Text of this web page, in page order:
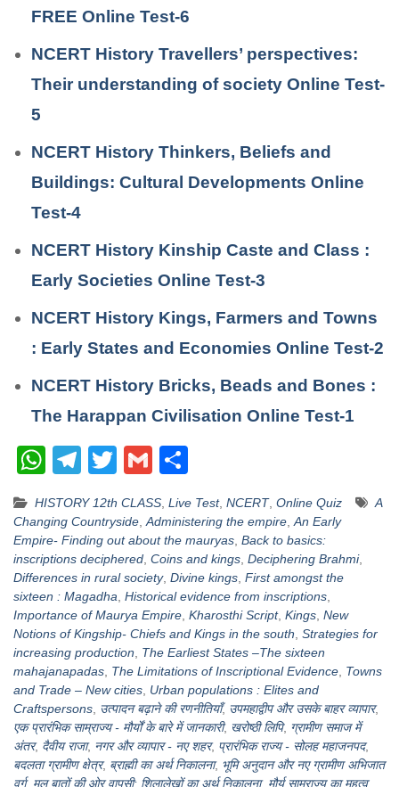
FREE Online Test-6
NCERT History Travellers’ perspectives:
Their understanding of society Online Test-
5
NCERT History Thinkers, Beliefs and
Buildings: Cultural Developments Online
Test-4
NCERT History Kinship Caste and Class :
Early Societies Online Test-3
NCERT History Kings, Farmers and Towns
: Early States and Economies Online Test-2
NCERT History Bricks, Beads and Bones :
The Harappan Civilisation Online Test-1
W
at
s
A
p
p
T
e
gr
a
m
T
tt
er
G
ail ar
e
HISTORY 12th CLASS Live Test, NCERT, Online Quiz
A
Changing Countryside Administering the empire An Early
Empire- Finding out about the mauryas Back to basics:
inscriptions deciphered Coins and kings Deciphering Brahmi,
Differences in rural society, Divine kings First amongst the
sixteen : Magadha Historical evidence from inscriptions
Importance of Maurya Empire Kharosthi Script, Kings New
Notions of Kingship- Chiefs and Kings in the south Strategies for
increasing production
The Earliest States –The sixteen
mahajanapadas The Limitations of Inscriptional Evidence Towns
and Trade – New cities Urban populations : Elites and
Craftspersons
उत्पादन बढ़ाने की रणनीतियाँ, उपमहाद्वीप और उसके बाहर व्यापार,
एक प्रारंभिक साम्राज्य - मौर्यों के बारे में जानकारी, खरोष्ठी लिपि, ग्रामीण समाज में
अंतर, दैवीय राजा, नगर और व्यापार - नए शहर, प्रारंभिक राज्य - सोलह महाजनपद,
बदलता ग्रामीण क्षेत्र, ब्राह्मी का अर्थ निकालना, भूमि अनुदान और नए ग्रामीण अभिजात
वर्ग, मूल बातों की ओर वापसी: शिलालेखों का अर्थ निकालना, मौर्य साम्राज्य का महत्व,